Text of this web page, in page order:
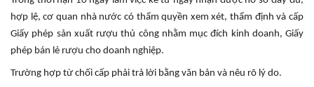
hợp lệ, cơ quan nhà nước có thẩm quyền xem xét, thẩm định và cấp
Giấy phép sản xuất rượu thủ công nhằm mục đích kinh doanh, Giấy
phép bán lẻ rượu cho doanh nghiệp.
Trường hợp từ chối cấp phải trả lời bằng văn bản và nêu rõ lý do.